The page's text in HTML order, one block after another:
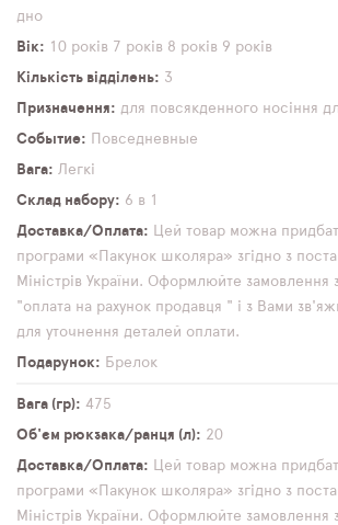
дно
Вік
10 років 7 років 8 років 9 років
Кількість відділень
3
Призначення
для повсякденного носіння
Событие
Повседневные
Вага
Легкі
Склад набору
6 в 1
Доставка/Оплата
Цей товар можна
програми «Пакунок школяра» згідно з
Міністрів України. Оформлюйте замовлення
"оплата на рахунок продавця " і з Вами
для уточнення деталей оплати.
Подарунок
Брелок
Вага (гр)
475
Об'єм рюкзака/ранця (л)
20
Доставка/Оплата
Цей товар можна
програми «Пакунок школяра» згідно з
Міністрів України. Оформлюйте замовлення